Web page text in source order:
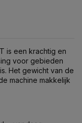
is een krachtig en
voor gebieden
Het gewicht van de
machine makkelijk